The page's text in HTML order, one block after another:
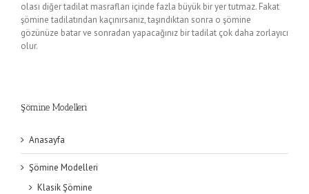
olası diğer tadilat masrafları içinde fazla büyük bir yer tutmaz. Fakat
şömine tadilatından kaçınırsanız, taşındıktan sonra o şömine
gözünüze batar ve sonradan yapacağınız bir tadilat çok daha zorlayıcı
olur.
Şömine Modelleri
Anasayfa
Şömine Modelleri
Klasik Şömine